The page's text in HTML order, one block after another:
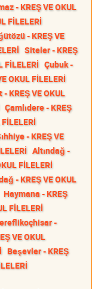
- KREŞ VE OKUL
FİLELERİ
- KREŞ VE
Siteler - KREŞ
FİLELERİ Çubuk -
OKUL FİLELERİ
- KREŞ VE OKUL
Çamlıdere - KREŞ
- KREŞ VE
Altındağ -
FİLELERİ
- KREŞ VE OKUL
Haymana - KREŞ
FİLELERİ
-
VE OKUL
Beşevler - KREŞ